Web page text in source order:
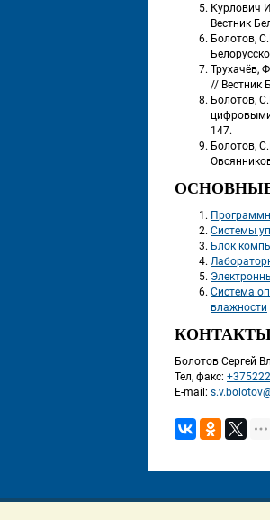
Курлович
Вестник
Болотов,
Трухачёв,
// Вестник
Болотов,
цифровыми
147.
Болотов,
Системы
Блок
Система
влажности
Болотов Сергей
Тел, факс:
E-mail: